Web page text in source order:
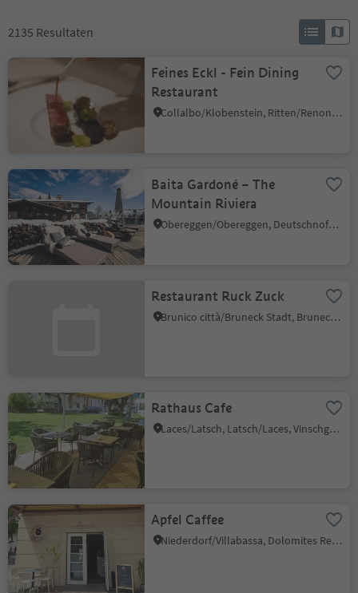
2135 Resultaten
Feines Eckl - Fein Dining
Restaurant
Collalbo/Klobenstein, Ritten/Renon, Bolzano/Bozen and environs
Baita Gardoné – The
Mountain Riviera
Obereggen/Obereggen, Deutschnofen/Nova Ponente, Dolomites Region Eggental
Restaurant Ruck Zuck
Brunico città/Bruneck Stadt, Bruneck/Brunico, Dolomites Region Kronplatz/Plan de Corones
Rathaus Cafe
Laces/Latsch, Latsch/Laces, Vinschgau/Val Venosta
Apfel Caffee
Niederdorf/Villabassa, Dolomites Region 3 Zinnen